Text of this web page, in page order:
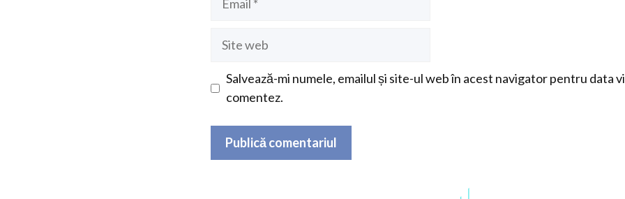
Salvează-mi numele, emailul și site-ul web în acest navigator pentru data
comentez.